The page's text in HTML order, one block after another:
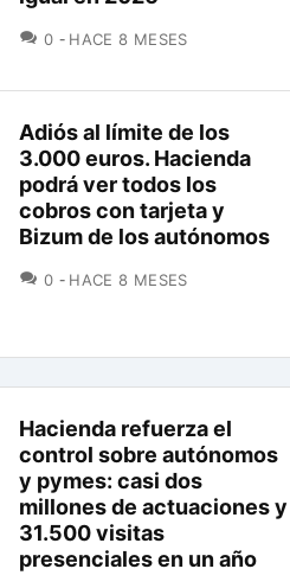
0 COMENTARIOS
HACE 8 MESES
Adiós al límite de los
3.000 euros. Hacienda
podrá ver todos los
cobros con tarjeta y
Bizum de los autónomos
0 COMENTARIOS
HACE 8 MESES
Hacienda refuerza el
control sobre autónomos
y pymes: casi dos
millones de actuaciones y
31.500 visitas
presenciales en un año